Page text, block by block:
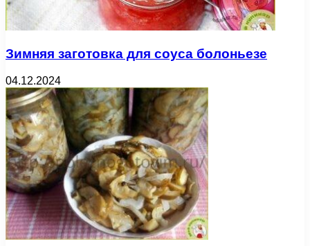
Зимняя заготовка для соуса болоньезе
04.12.2024